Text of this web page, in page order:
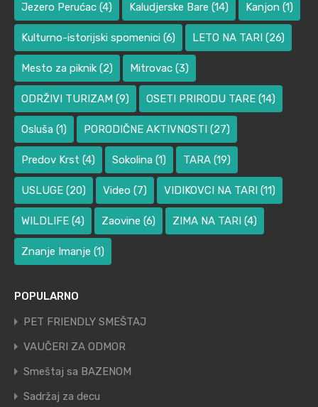
Jezero Perućac (4) Kaludjerske Bare (14) Kanjon (1)
Kulturno-istorijski spomenici (6) LETO NA TARI (26)
Mesto za piknik (2) Mitrovac (3)
ODRŽIVI TURIZAM (9) OSETI PRIRODU TARE (14)
Osluša (1) PORODIČNE AKTIVNOSTI (27)
Predov Krst (4) Sokolina (1) TARA (19)
USLUGE (20) Video (7) VIDIKOVCI NA TARI (11)
WILDLIFE (4) Zaovine (6) ZIMA NA TARI (4)
Znanje Imanje (1)
POPULARNO
PET FRIENDLY SMEŠTAJ
VAUČERI ZA ODMOR
Smeštaj sa BAZENOM
Sadržaj za decu